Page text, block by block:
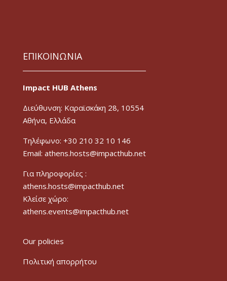
ΕΠΙΚΟΙΝΩΝΙΑ
Impact HUB Athens
Διεύθυνση: Καραϊσκάκη 28, 10554
Αθήνα, Ελλάδα
Τηλέφωνο: +30 210 32 10 146
Email: athens.hosts@impacthub.net
Για πληροφορίες :
athens.hosts@impacthub.net
Κλείσε χώρο:
athens.events@impacthub.net
Our policies
Πολιτική απορρήτου